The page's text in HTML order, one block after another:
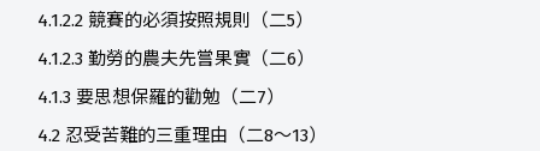
4.1.2.2 競賽的必須按照規則（二5）
4.1.2.3 勤勞的農夫先嘗果實（二6）
4.1.3 要思想保羅的勸勉（二7）
4.2 忍受苦難的三重理由（二8～13）